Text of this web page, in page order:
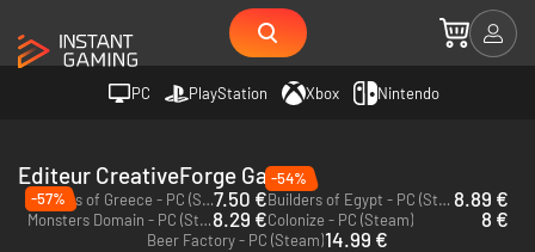
PC PlayStation Xbox Nintendo
Editeur CreativeForge Games
Builders of Greece - PC (Steam)7.50 €
-54%
Builders of Egypt - PC (Steam) 8.89 €
-57%
Monsters Domain - PC (Steam)8.29 €Colonize - PC (Steam) 8 €
Beer Factory - PC (Steam)14.99 €